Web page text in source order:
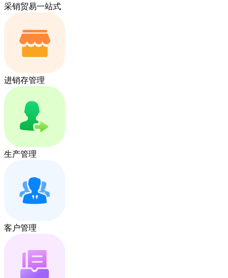
采销贸易一站式
进销存管理
生产管理
客户管理